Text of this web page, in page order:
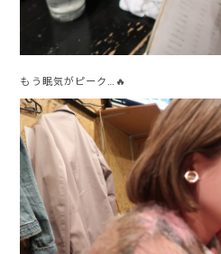
もう眠気がピーク…🔥